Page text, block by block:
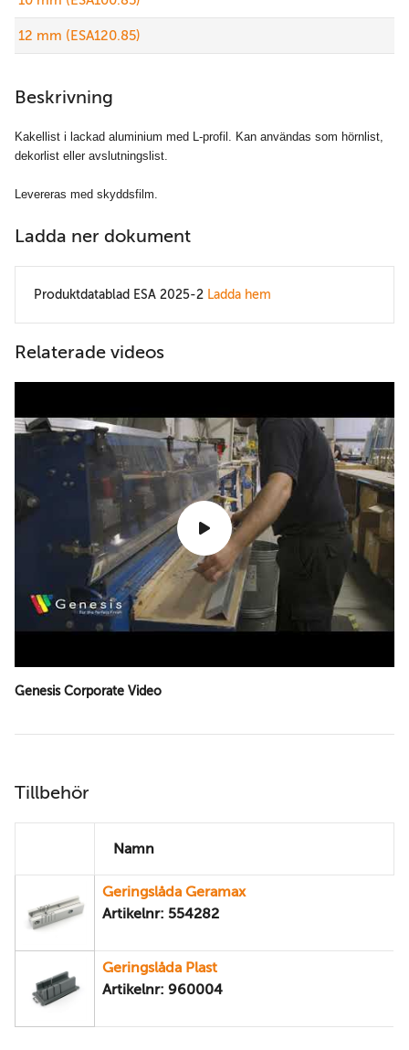
12 mm (ESA120.85)
Beskrivning
Kakellist i lackad aluminium med L-profil. Kan användas som hörnlist,
dekorlist eller avslutningslist.
Levereras med skyddsfilm.
Ladda ner dokument
Produktdatablad ESA 2025-2 Ladda hem
Relaterade videos
Genesis Corporate Video
Tillbehör
Namn
Geringslåda Geramax
Artikelnr: 554282
Geringslåda Plast
Artikelnr: 960004